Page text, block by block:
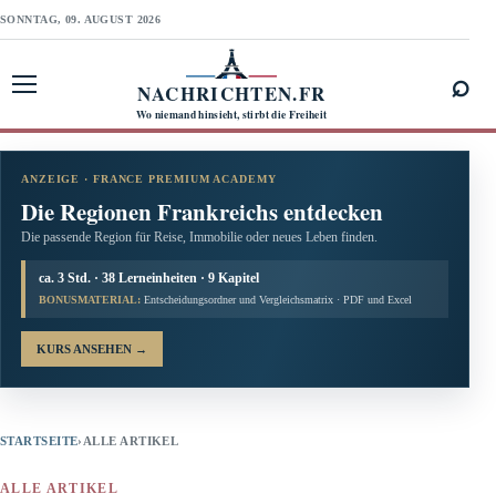
SONNTAG, 09. AUGUST 2026
NACHRICHTEN.FR
Wo niemand hinsieht, stirbt die Freiheit
⌕
ANZEIGE · FRANCE PREMIUM ACADEMY
Die Regionen Frankreichs entdecken
Die passende Region für Reise, Immobilie oder neues Leben finden.
ca. 3 Std. · 38 Lerneinheiten · 9 Kapitel
BONUSMATERIAL: Entscheidungsordner und Vergleichsmatrix · PDF und Excel
KURS ANSEHEN →
STARTSEITE› ALLE ARTIKEL
ALLE ARTIKEL